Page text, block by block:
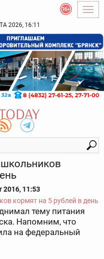
2026, 16:11
2016, 11:53
тему питания
Напомним, что
на федеральный